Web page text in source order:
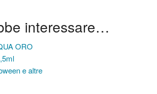
interessare…